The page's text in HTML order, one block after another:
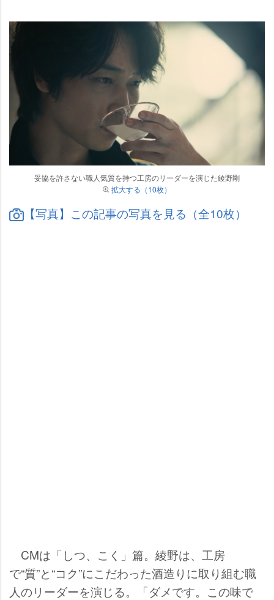
妥協を許さない職人気質を持つ工房のリーダーを演じた綾野剛
拡大する（10枚）
【写真】この記事の写真を見る（全10枚）
CMは「しつ、こく」篇。綾野は、工房
で“質”と“コク”にこだわった酒造りに取り組む職
人のリーダーを演じる。「ダメです。この味で